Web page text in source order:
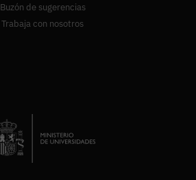
Buzón de sugerencias
Trabaja con nosotros